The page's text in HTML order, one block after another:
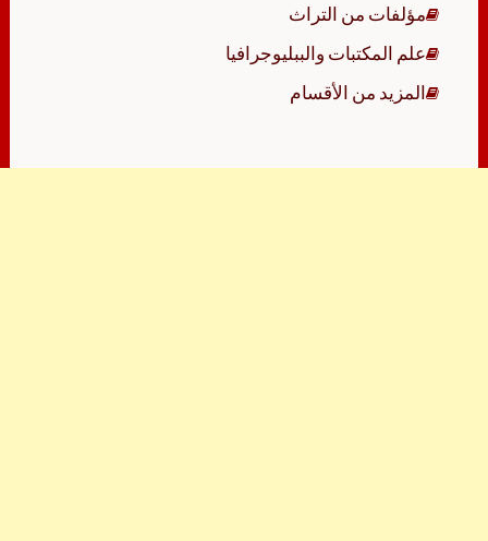
مؤلفات من التراث
علم المكتبات والببليوجرافيا
المزيد من الأقسام